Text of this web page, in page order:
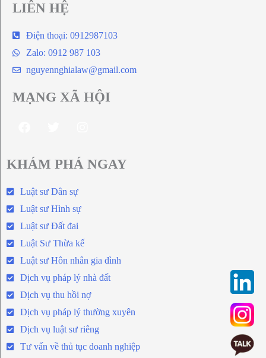
LIÊN HỆ
Điện thoại: 0912987103
Zalo: 0912 987 103
nguyennghialaw@gmail.com
MẠNG XÃ HỘI
KHÁM PHÁ NGAY
Luật sư Dân sự
Luật sư Hình sự
Luật sư Đất đai
Luật Sư Thừa kế
Luật sư Hôn nhân gia đình
Dịch vụ pháp lý nhà đất
Dịch vụ thu hồi nợ
Dịch vụ pháp lý thường xuyên
Dịch vụ luật sư riêng
Tư vấn về thủ tục doanh nghiệp